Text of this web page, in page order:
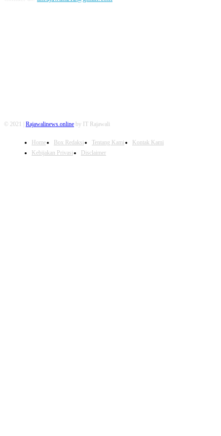
© 2021 | Rajawalinews.online by IT Rajawali
Home Box Redaksi Tentang Kami
Kontak Kami
Kebijakan Privasi
Disclaimer